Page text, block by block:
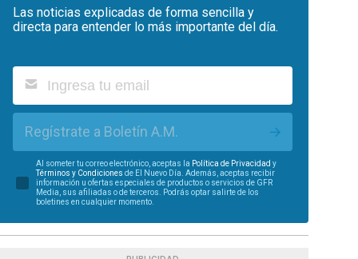
Las noticias explicadas de forma sencilla y
directa para entender lo más importante del día.
Regístrate a Boletín A.M.
Al someter tu correo electrónico, aceptas la Política de Privacidad y
Términos y Condiciones de El Nuevo Día. Además, aceptas recibir
información u ofertas especiales de productos o servicios de GFR
Media, sus afiliadas o de terceros. Podrás optar salirte de los
boletines en cualquier momento.